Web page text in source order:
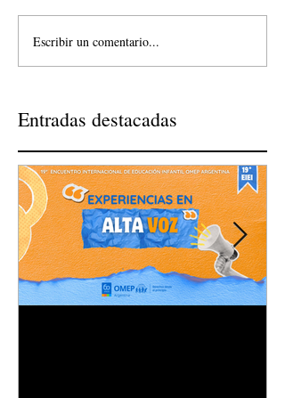
Escribir un comentario...
Entradas destacadas